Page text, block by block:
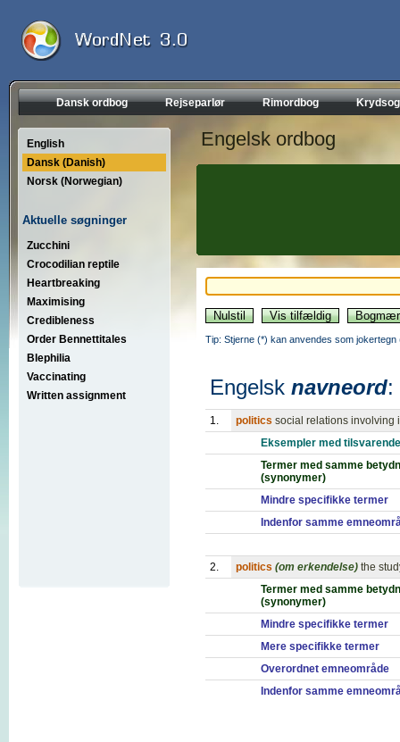
Dansk ordbog Rejseparlør Rimordbog
English
Dansk (Danish)
Norsk (Norwegian)
Aktuelle søgninger
Zucchini
Crocodilian reptile
Heartbreaking
Maximising
Credibleness
Order Bennettitales
Blephilia
Vaccinating
Written assignment
Engelsk ordbog
Tip: Stjerne (*) kan anvendes som
Engelsk navneord:
1. politics social relations involving
Eksempler med
Termer med samme
(synonymer)
Mindre specifikke termer
Indenfor samme
2. politics (om erkendelse) the
Termer med samme
(synonymer)
Mindre specifikke termer
Mere specifikke termer
Overordnet emneområde
Indenfor samme